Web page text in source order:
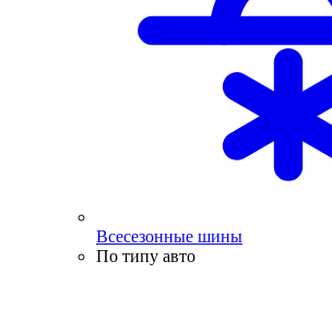
Всесезонные шины
По типу авто